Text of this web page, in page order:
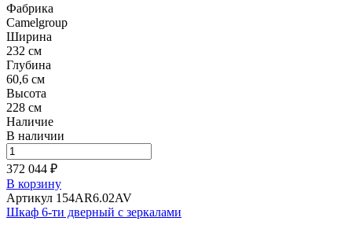
Фабрика
Camelgroup
Ширина
232 см
Глубина
60,6 см
Высота
228 см
Наличие
В наличии
372 044 ₽
В корзину
Артикул 154AR6.02AV
Шкаф 6-ти дверный с зеркалами